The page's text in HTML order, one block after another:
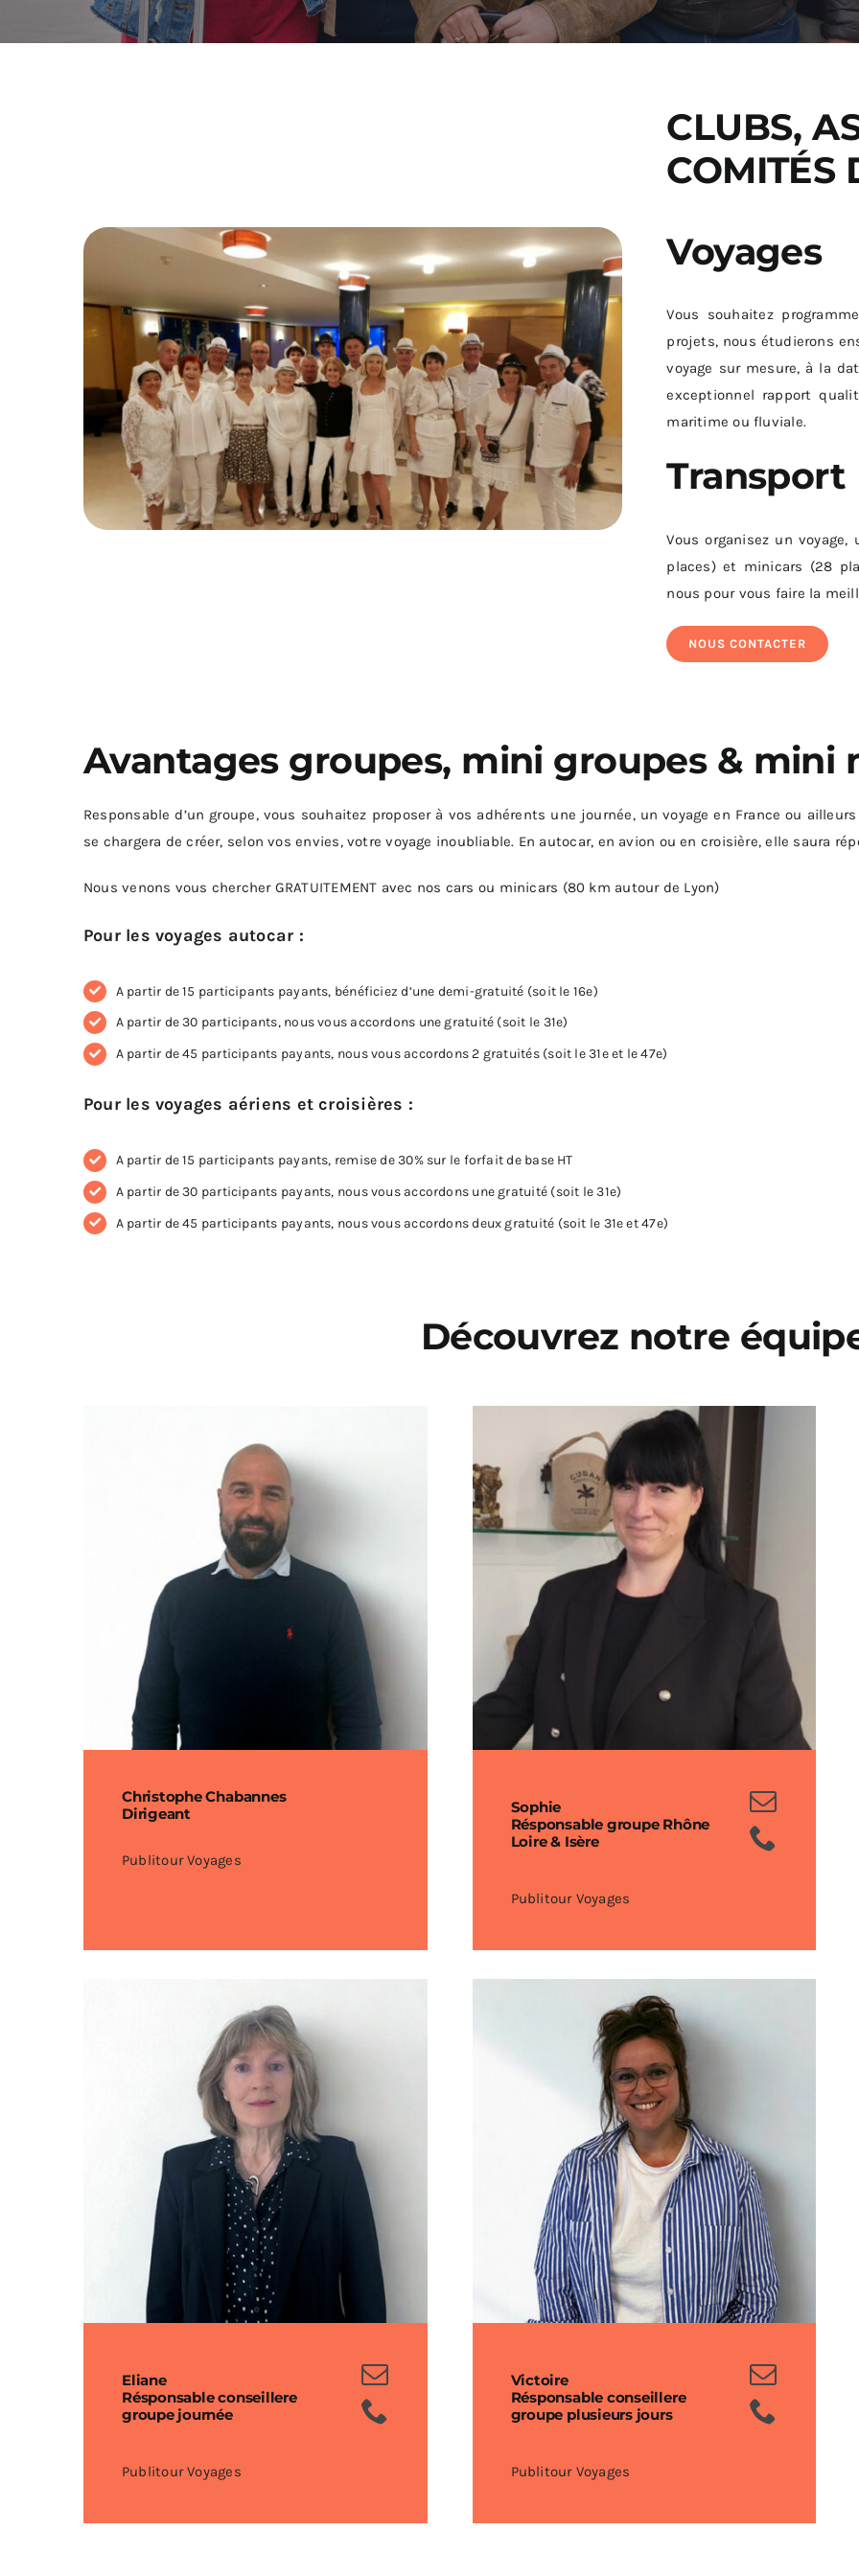
CLUBS,
COMITÉS
Voyages
Vous souhaitez
projets, nous étudierons
voyage sur mesure, à la
exceptionnel rapport
maritime ou fluviale.
Transport
Vous organisez un
places) et minicars (28
nous pour vous faire la
NOUS CONTACTER
Avantages groupes, mini groupes & mini
Responsable d’un groupe, vous souhaitez proposer à vos adhérents une journée, un voyage en France ou
se chargera de créer, selon vos envies, votre voyage inoubliable. En autocar, en avion ou en croisière, elle saura
Nous venons vous chercher GRATUITEMENT avec nos cars ou minicars (80 km autour de Lyon)
Pour les voyages autocar :
A partir de 15 participants payants, bénéficiez d’une demi-gratuité (soit le 16e)
A partir de 30 participants, nous vous accordons une gratuité (soit le 31e)
A partir de 45 participants payants, nous vous accordons 2 gratuités (soit le 31e et le 47e)
Pour les voyages aériens et croisières :
A partir de 15 participants payants, remise de 30% sur le forfait de base HT
A partir de 30 participants payants, nous vous accordons une gratuité (soit le 31e)
A partir de 45 participants payants, nous vous accordons deux gratuité (soit le 31e et 47e)
Découvrez notre
Christophe Chabannes
Dirigeant
Publitour Voyages
Sophie
Résponsable groupe Rhône
Loire & Isère
Publitour Voyages
Eliane
Résponsable conseillere
groupe journée
Publitour Voyages
Victoire
Résponsable conseillere
groupe plusieurs jours
Publitour Voyages